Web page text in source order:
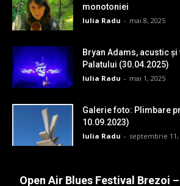
monotoniei
Iulia Radu - mai 8, 2025
Bryan Adams, acustic
Palatului (30.04.2025)
Iulia Radu - mai 1, 2025
Galerie foto: Plimbare
10.09.2023)
Iulia Radu - septembrie 11,
Open Air Blues Festival Brezoi